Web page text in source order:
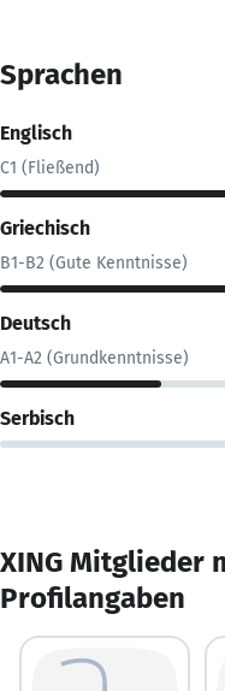
Sprachen
Englisch
C1 (Fließend)
Griechisch
B1-B2 (Gute Kenntnisse)
Deutsch
A1-A2 (Grundkenntnisse)
Serbisch
XING Mitglieder
Profilangaben